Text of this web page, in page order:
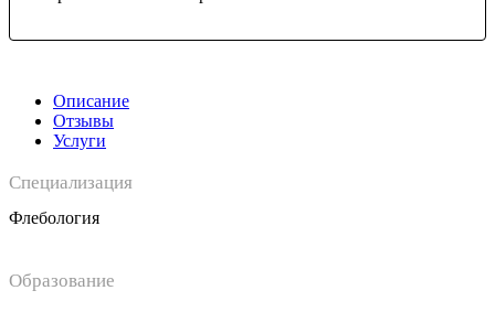
Описание
Отзывы
Услуги
Специализация
Флебология
Образование